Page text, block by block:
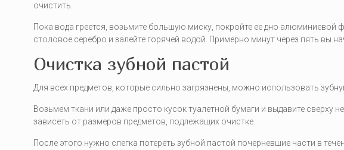
очистить.
Пока вода греется, возьмите большую миску, покройте ее дно алюминиевой
столовое серебро и залейте горячей водой. Примерно минут через пять вы
Очистка зубной пастой
Для всех предметов, которые сильно загрязнены, можно использовать
Возьмем ткани или даже просто кусок туалетной бумаги и выдавите сверху
зависеть от размеров предметов, подлежащих очистке.
После этого нужно слегка потереть зубной пастой почерневшие части в